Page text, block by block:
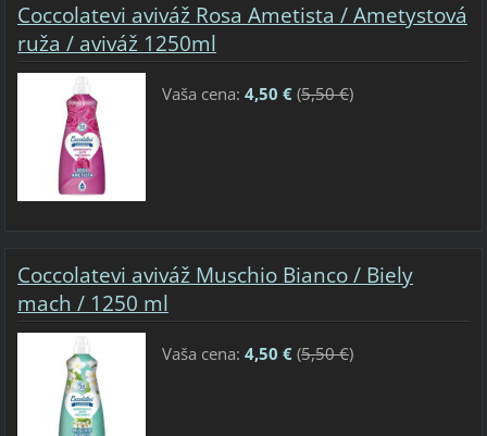
Coccolatevi aviváž Rosa Ametista / Ametystová
ruža / aviváž 1250ml
Vaša cena: 4,50 €(5,50 €)
Coccolatevi aviváž Muschio Bianco / Biely
mach / 1250 ml
Vaša cena: 4,50 €(5,50 €)